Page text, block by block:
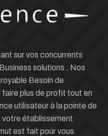
sur vos concurrents
solutions . Nos
Besoin de
plus de profit tout en
utilisateur à la pointe de
votre établissement
est fait pour vous.